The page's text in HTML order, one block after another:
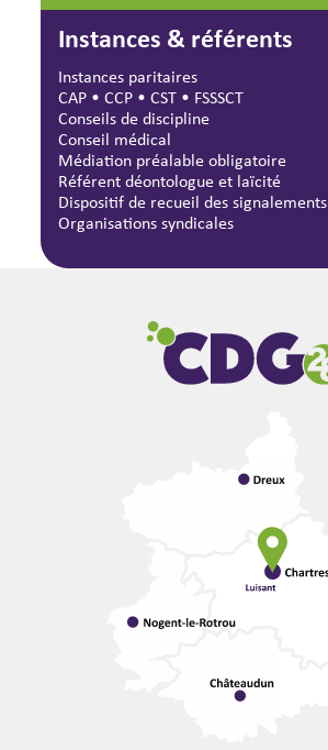
Instances & référents
Instances paritaires
CAP •CCP •CST • FSSSCT
Conseils de discipline
Conseil médical
Médiation préalable obligatoire
Référent déontologue et laïcité
Dispositif de recueil des signalements
Organisations syndicales